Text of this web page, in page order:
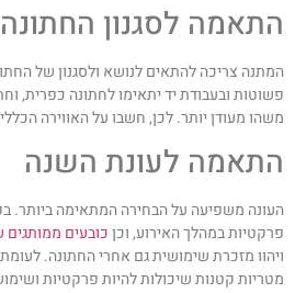
לסגנון החתונה
צריכה להתאים לנושא ולסגנון של
ובעבודת יד יתאימו לחתונה כפרית,
מעודן יותר. לכן, חשבו על האווירה
לעונת השנה
משפיעה על הבחירה המתאימה ביותר. בקיץ
במהלך האירוע, וכןכובעים ממותגים
מזכרת שימושית גם אחרי החתונה.
קטנות שיכולות להיות פרקטיות